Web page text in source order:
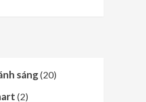
sáng(20)
(2)